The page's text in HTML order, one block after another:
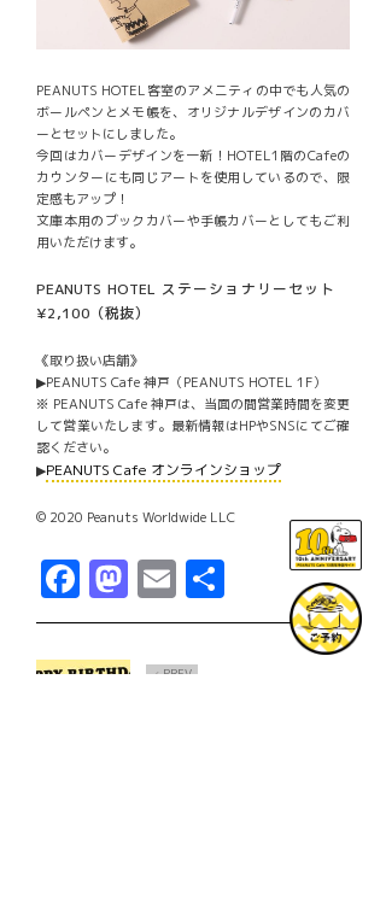
PEANUTS HOTEL客室のアメニティの中でも人気の
ボールペンとメモ帳を、オリジナルデザインのカバ
ーとセットにしました。
今回はカバーデザインを一新！HOTEL1階のCafeの
カウンターにも同じアートを使用しているので、限
定感もアップ！
文庫本用のブックカバーや手帳カバーとしてもご利
用いただけます。
PEANUTS HOTEL ステーショナリーセット
¥2,100（税抜）
《取り扱い店舗》
▶PEANUTS Cafe 神戸（PEANUTS HOTEL 1F）
※ PEANUTS Cafe 神戸は、当面の間営業時間を変更
して営業いたします。最新情報はHPやSNSにてご確
認ください。
▶PEANUTS Cafe オンラインショップ
© 2020 Peanuts Worldwide LLC
Facebook
Mastodon
Email
有
ÔPREV